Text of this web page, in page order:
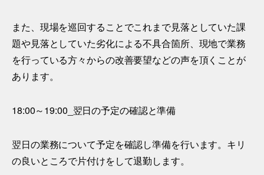
また、現場を巡回することでこれまで見落としていた課
題や見落としていた劣化による不具合箇所、現地で業務
を行っている方々からの改善要望などの声を頂くことが
あります。
18:00～19:00_翌日の予定の確認と準備
翌日の業務について予定を確認し準備を行います。キリ
の良いところで片付けをして退勤します。